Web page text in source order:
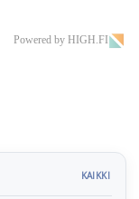
Powered by HIGH.FI
KAIKKI